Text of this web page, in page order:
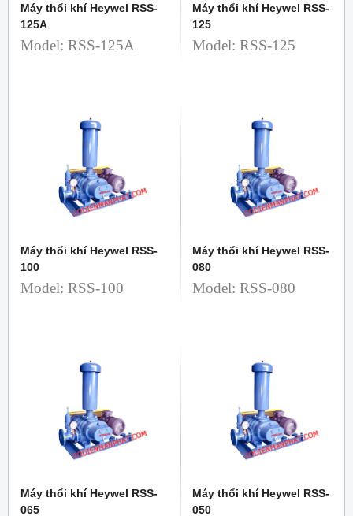
Máy thổi khí Heywel RSS-
125A
Model: RSS-125A
Máy thổi khí Heywel RSS-
125
Model: RSS-125
Máy thổi khí Heywel RSS-
100
Model: RSS-100
Máy thổi khí Heywel RSS-
080
Model: RSS-080
Máy thổi khí Heywel RSS-
065
Máy thổi khí Heywel RSS-
050